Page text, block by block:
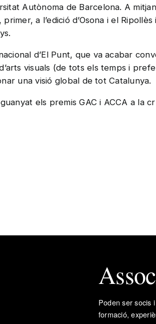
Autònoma de Barcelona. A
a l’edició d’Osona i el
d’El Punt, que va acabar
visuals (de tots els temps i
una visió global de tot Catalunya.
els premis GAC i ACCA a la
Poden ser socis
formació,